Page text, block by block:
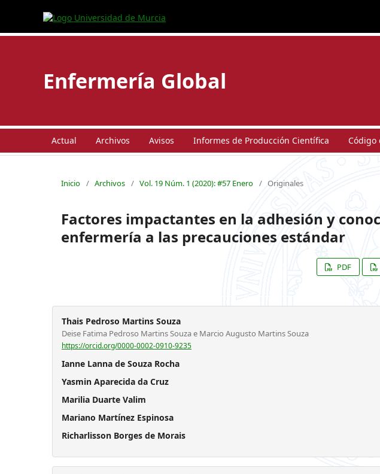
Enfermería Global
Actual Archivos Avisos Informes de Producción Científica Código
Inicio / Archivos / Vol. 19 Núm. 1 (2020): #57 Enero / Originales
Factores impactantes en la adhesión y
enfermería a las precauciones estándar
PDF
Thais Pedroso Martins Souza
Deise Fatima Pedroso Martins Souza e Marcio Augusto Martins Souza
https://orcid.org/0000-0002-0910-9235
Ianne Lanna de Souza Rocha
Yasmin Aparecida da Cruz
Marilia Duarte Valim
Mariano Martínez Espinosa
Richarlisson Borges de Morais